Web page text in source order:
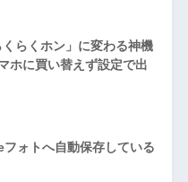
らくホン」に変わる神機
ホに買い替えず設定で出
ォトへ自動保存している